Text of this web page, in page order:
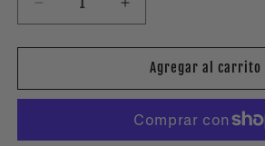
Reducir
cantidad
para
TRACKSUIT
Aumentar
cantidad
para
BLACK
TRACKSUIT
Agregar al carrito